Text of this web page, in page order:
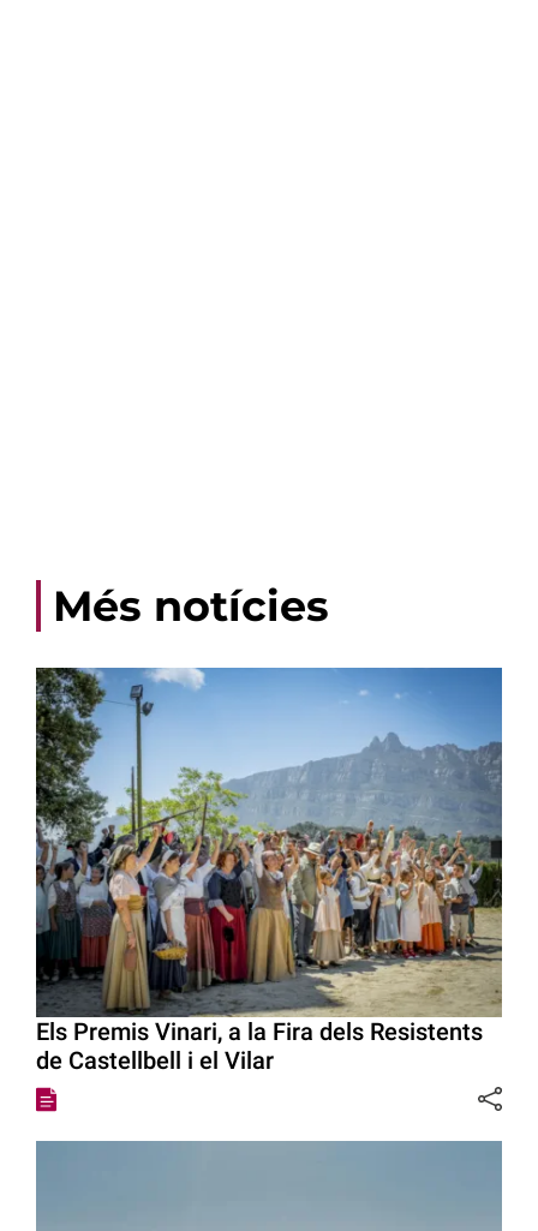
Més notícies
Els Premis Vinari, a la Fira dels Resistents
de Castellbell i el Vilar